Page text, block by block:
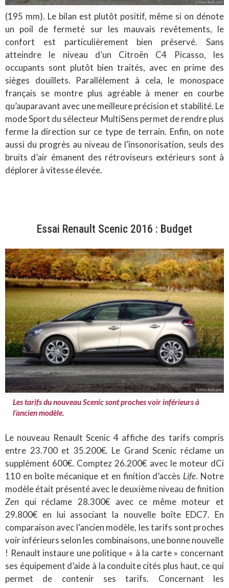
(195 mm). Le bilan est plutôt positif, même si on dénote
un poil de fermeté sur les mauvais revêtements, le
confort est particulièrement bien préservé. Sans
atteindre le niveau d’un Citroën C4 Picasso, les
occupants sont plutôt bien traités, avec en prime des
sièges douillets. Parallèlement à cela, le monospace
français se montre plus agréable à mener en courbe
qu’auparavant avec une meilleure précision et stabilité. Le
mode Sport du sélecteur MultiSens permet de rendre plus
ferme la direction sur ce type de terrain. Enfin, on note
aussi du progrès au niveau de l’insonorisation, seuls des
bruits d’air émanent des rétroviseurs extérieurs sont à
déplorer à vitesse élevée.
Essai Renault Scenic 2016 : Budget
Les tarifs du nouveau Scenic sont proches voir inférieurs à
l’ancien modèle.
Le nouveau Renault Scenic 4 affiche des tarifs compris
entre 23.700 et 35.200€. Le Grand Scenic réclame un
supplément 600€. Comptez 26.200€ avec le moteur dCi
110 en boîte mécanique et en finition d’accès Life. Notre
modèle était présenté avec le deuxième niveau de finition
Zen qui réclame 28.300€ avec ce même moteur et
29.800€ en lui associant la nouvelle boîte EDC7. En
comparaison avec l’ancien modèle, les tarifs sont proches
voir inférieurs selon les combinaisons, une bonne nouvelle
! Renault instaure une politique « à la carte » concernant
ses équipement d’aide à la conduite cités plus haut, ce qui
permet de contenir ses tarifs. Concernant les